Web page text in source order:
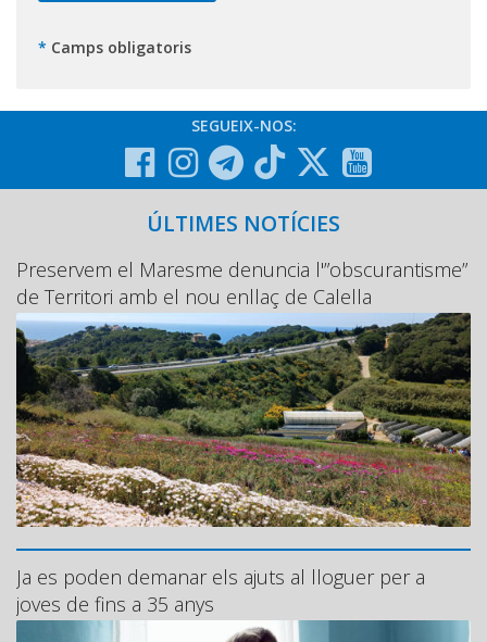
* Camps obligatoris
SEGUEIX-NOS:
ÚLTIMES NOTÍCIES
Preservem el Maresme denuncia l'”obscurantisme”
de Territori amb el nou enllaç de Calella
Ja es poden demanar els ajuts al lloguer per a
joves de fins a 35 anys